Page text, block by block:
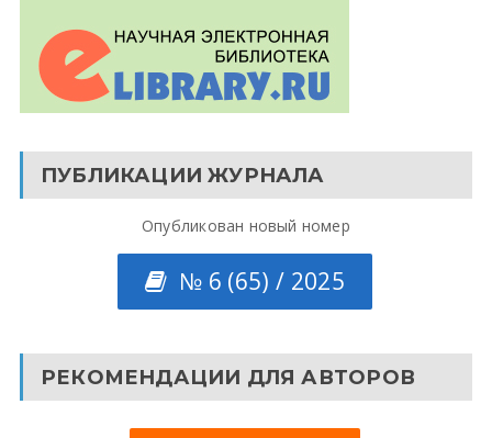
ПУБЛИКАЦИИ ЖУРНАЛА
Опубликован новый номер
№ 6 (65) / 2025
РЕКОМЕНДАЦИИ ДЛЯ АВТОРОВ